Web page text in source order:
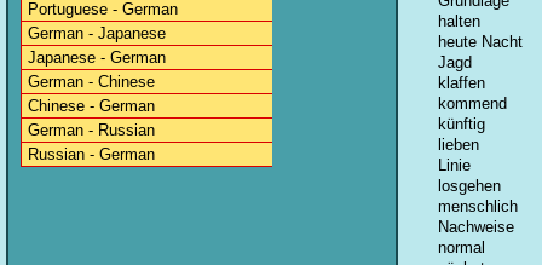
Portuguese - German
German - Japanese
Japanese - German
German - Chinese
Chinese - German
German - Russian
Russian - German
halten
heute Nacht
Jagd
klaffen
kommend
künftig
lieben
Linie
losgehen
menschlich
Nachweise
normal